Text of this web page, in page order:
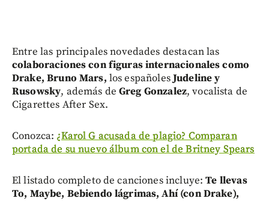
Entre las principales novedades destacan las
colaboraciones con figuras internacionales como
Drake, Bruno Mars, los españolesJudeline y
Rusowsky, además de Greg Gonzalez, vocalista de
Cigarettes After Sex.
Conozca: ¿Karol G acusada de plagio? Comparan
portada de su nuevo álbum con el de Britney Spears
El listado completo de canciones incluye:Te llevas
To, Maybe, Bebiendo lágrimas, Ahí (con Drake),